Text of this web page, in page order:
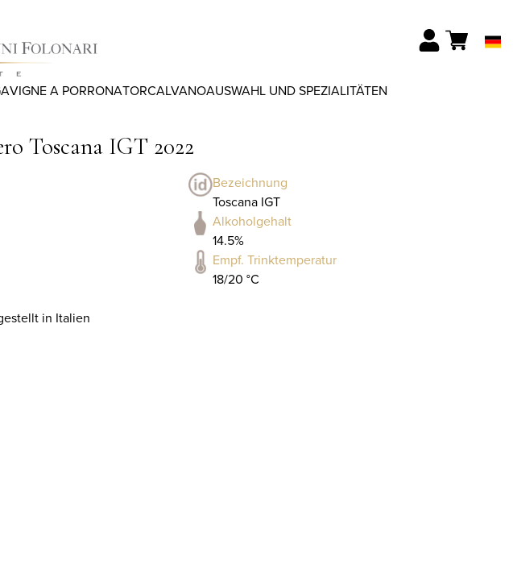
VIGNE A PORRONATORCALVANOAUSWAHL UND SPEZIALITÄTEN
Toscana IGT 2022
Bezeichnung
Toscana IGT
Alkoholgehalt
14.5%
Empf. Trinktemperatur
18/20 °C
in Italien